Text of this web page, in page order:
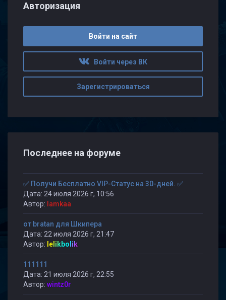
Авторизация
Войти на сайт
Войти через ВК
Зарегистрироваться
Последнее на форуме
✅ Получи Бесплатно VIP-Статус на 30-дней. ✅
Дата: 24 июля 2026 г, 10:56
Автор: lamkaa
от bratan для Шкипера
Дата: 22 июля 2026 г, 21:47
Автор: lelikbolik
111111
Дата: 21 июля 2026 г, 22:55
Автор: wintz0r